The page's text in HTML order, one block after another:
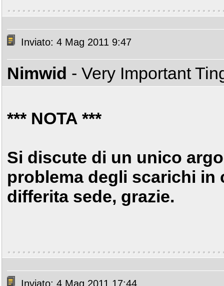
Inviato: 4 Mag 2011 9:47
Nimwid - Very Important
*** NOTA ***
Si discute di un unico
problema degli scarichi in
differita sede, grazie.
Inviato: 4 Mag 2011 17:44